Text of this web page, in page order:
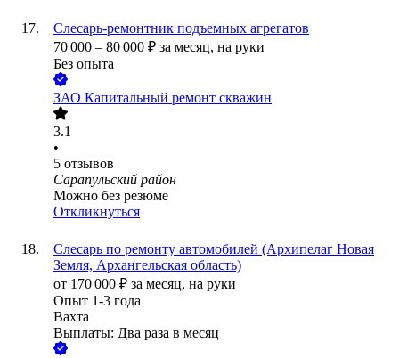
Слесарь-ремонтник подъемных агрегатов
70 000 – 80 000 ₽ за месяц, на руки
Без опыта
ЗАО Капитальный ремонт скважин
3.1
•
5 отзывов
Сарапульский район
Можно без резюме
Откликнуться
Слесарь по ремонту автомобилей (Архипелаг Новая
Земля, Архангельская область)
от 170 000 ₽ за месяц, на руки
Опыт 1-3 года
Вахта
Выплаты: Два раза в месяц